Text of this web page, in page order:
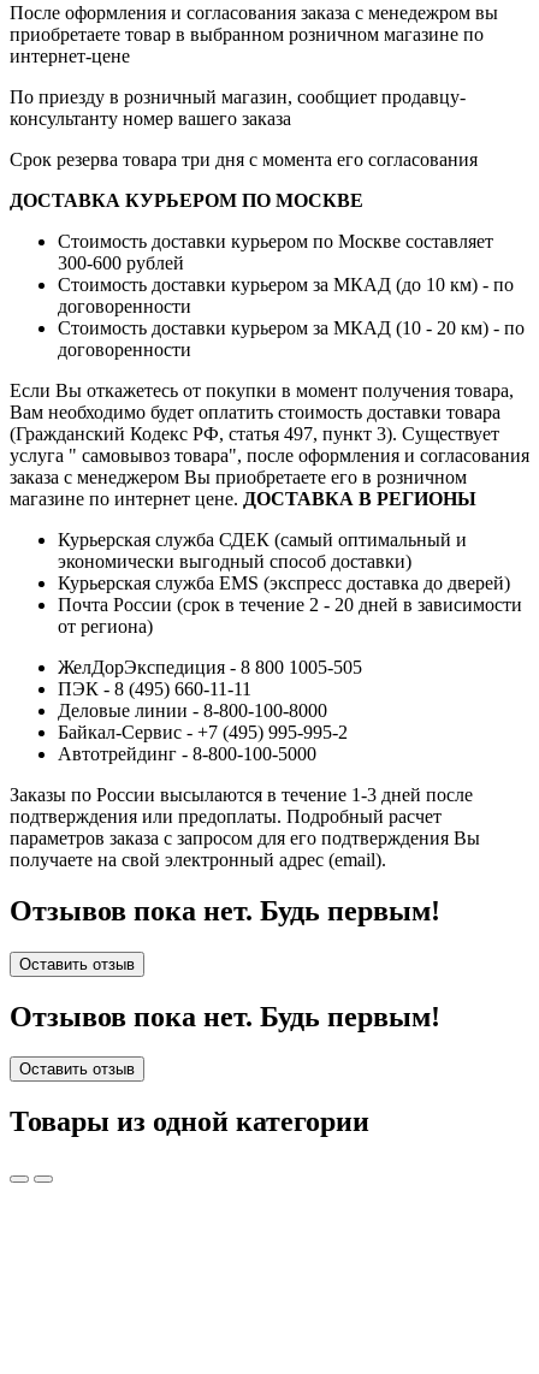
После оформления и согласования заказа с менедежром вы
приобретаете товар в выбранном розничном магазине по
интернет-цене
По приезду в розничный магазин, сообщиет продавцу-
консультанту номер вашего заказа
Срок резерва товара три дня с момента его согласования
ДОСТАВКА КУРЬЕРОМ ПО МОСКВЕ
Стоимость доставки курьером по Москве составляет
300-600 рублей
Стоимость доставки курьером за МКАД (до 10 км) - по
договоренности
Стоимость доставки курьером за МКАД (10 - 20 км) - по
договоренности
Если Вы откажетесь от покупки в момент получения товара,
Вам необходимо будет оплатить стоимость доставки товара
(Гражданский Кодекс РФ, статья 497, пункт 3). Существует
услуга " самовывоз товара", после оформления и согласования
заказа с менеджером Вы приобретаете его в розничном
магазине по интернет цене. ДОСТАВКА В РЕГИОНЫ
Курьерская служба СДЕК (самый оптимальный и
экономически выгодный способ доставки)
Курьерская служба EMS (экспресс доставка до дверей)
Почта России (срок в течение 2 - 20 дней в зависимости
от региона)
ЖелДорЭкспедиция - 8 800 1005-505
ПЭК - 8 (495) 660-11-11
Деловые линии - 8-800-100-8000
Байкал-Сервис - +7 (495) 995-995-2
Автотрейдинг - 8-800-100-5000
Заказы по России высылаются в течение 1-3 дней после
подтверждения или предоплаты. Подробный расчет
параметров заказа с запросом для его подтверждения Вы
получаете на свой электронный адрес (email).
Отзывов пока нет. Будь первым!
Оставить отзыв
Отзывов пока нет. Будь первым!
Оставить отзыв
Товары из одной категории